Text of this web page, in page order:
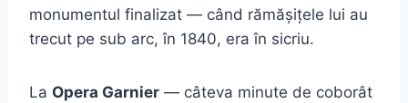
monumentul finalizat — când rămășițele lui au
trecut pe sub arc, în 1840, era în sicriu.
La Opera Garnier — câteva minute de coborât